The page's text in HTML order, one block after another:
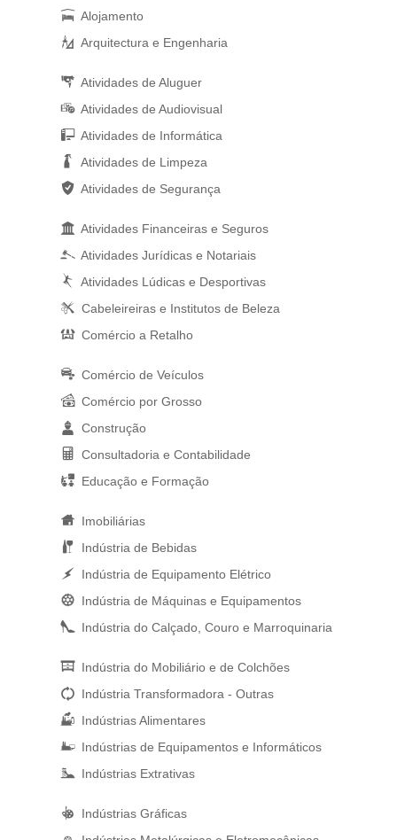
Alojamento
Arquitectura e Engenharia
Atividades de Aluguer
Atividades de Audiovisual
Atividades de Informática
Atividades de Limpeza
Atividades de Segurança
Atividades Financeiras e Seguros
Atividades Jurídicas e Notariais
Atividades Lúdicas e Desportivas
Cabeleireiras e Institutos de Beleza
Comércio a Retalho
Comércio de Veículos
Comércio por Grosso
Construção
Consultadoria e Contabilidade
Educação e Formação
Imobiliárias
Indústria de Bebidas
Indústria de Equipamento Elétrico
Indústria de Máquinas e Equipamentos
Indústria do Calçado, Couro e Marroquinaria
Indústria do Mobiliário e de Colchões
Indústria Transformadora - Outras
Indústrias Alimentares
Indústrias de Equipamentos e Informáticos
Indústrias Extrativas
Indústrias Gráficas